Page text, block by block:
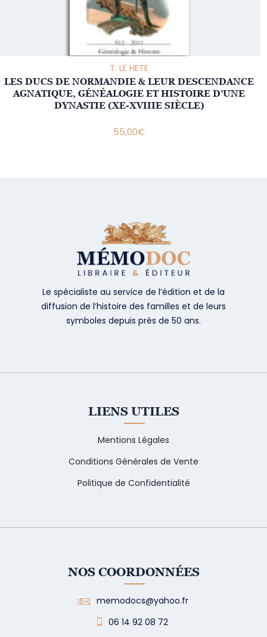
T. LE HETE
LES DUCS DE NORMANDIE & LEUR DESCENDANCE
AGNATIQUE, GÉNÉALOGIE ET HISTOIRE D’UNE
DYNASTIE (XE-XVIIIE SIÈCLE)
55,00€
Le spécialiste au service de l’édition et de la
diffusion de l’histoire des familles et de leurs
symboles depuis près de 50 ans.
LIENS UTILES
Mentions Légales
Conditions Générales de Vente
Politique de Confidentialité
NOS COORDONNÉES
memodocs@yahoo.fr
06 14 92 08 72